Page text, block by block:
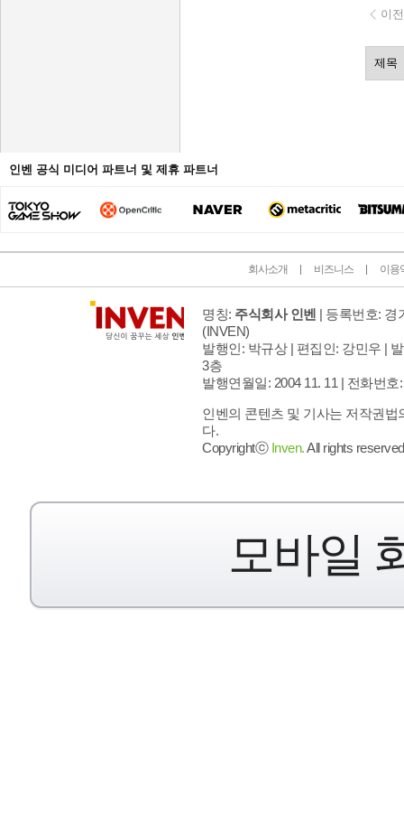
이전
인벤 공식 미디어 파트너 및 제휴 파트너
회사소개 비즈니스 이용
명칭: 주식회사 인벤 | 등록번호: 경
(INVEN)
발행인: 박규상 | 편집인: 강민우 |
3층
발행연월일: 2004 11. 11 | 전화번호
인벤의 콘텐츠 및 기사는 저작권
다.
Copyrightⓒ Inven.All rights
모바일